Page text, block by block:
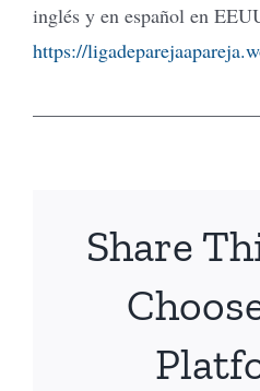
inglés y en español en
https://
Share